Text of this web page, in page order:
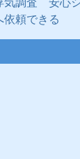
調査 安心シ
依頼できる